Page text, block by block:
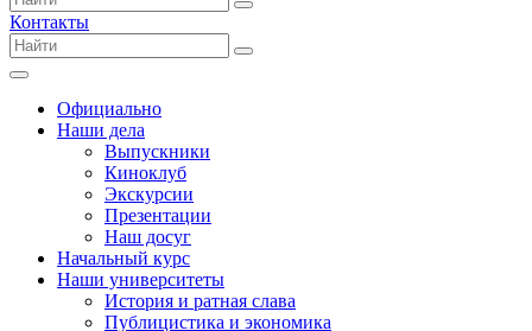
Контакты
Официально
Наши дела
Выпускники
Киноклуб
Экскурсии
Презентации
Наш досуг
Начальный курс
Наши университеты
История и ратная слава
Публицистика и экономика